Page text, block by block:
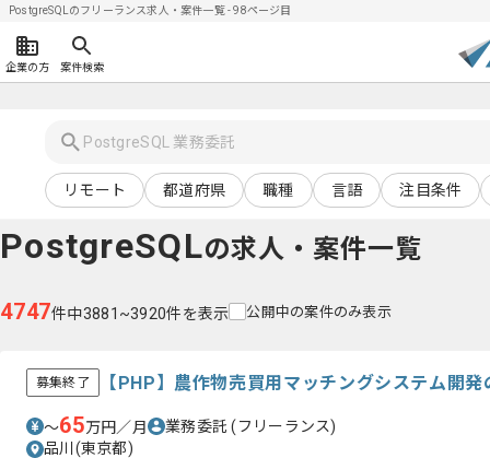
PostgreSQLのフリーランス求人・案件一覧 - 98ページ目
企業の方 案件検索
リモート 都道府県 職種 言語 注目条件
PostgreSQLの求人・案件一覧
4747件中3881~3920件を表示 公開中の案件のみ表示
募集終了 【PHP】農作物売買用マッチングシステム開
〜65万円／月 業務委託(フリーランス)
品川(東京都)